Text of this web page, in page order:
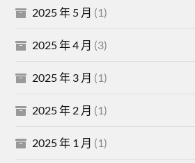
2025 年 5 月 (1)
2025 年 4 月 (3)
2025 年 3 月 (1)
2025 年 2 月 (1)
2025 年 1 月 (1)